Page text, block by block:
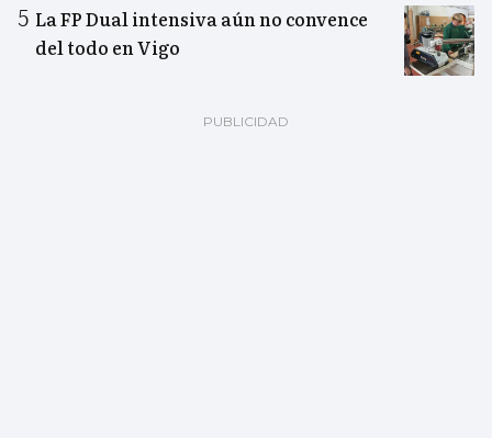
La FP Dual intensiva aún no convence
del todo en Vigo